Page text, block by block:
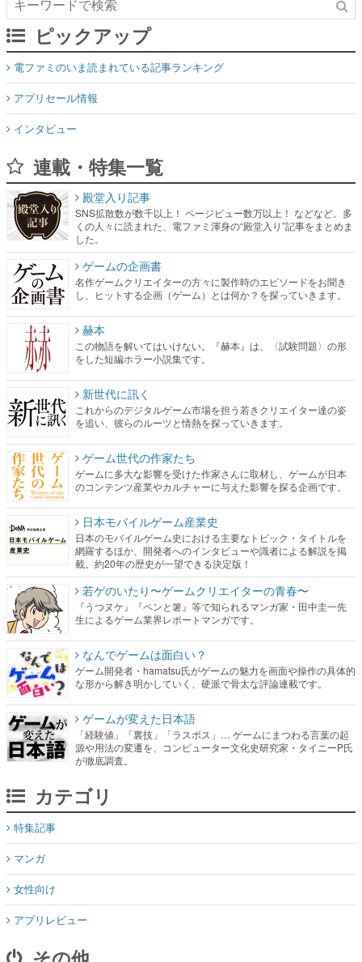
ピックアップ
電ファミのいま読まれている記事ランキング
アプリセール情報
インタビュー
連載・特集一覧
殿堂入り記事
SNS拡散数が数千以上！ ページビュー数万以上！ などなど。多
くの人々に読まれた、電ファミ渾身の“殿堂入り”記事をまとめま
した。
ゲームの企画書
名作ゲームクリエイターの方々に製作時のエピソードをお聞き
し、ヒットする企画（ゲーム）とは何か？を探っていきます。
赫本
この物語を解いてはいけない。『赫本』は、〈試験問題〉の形
をした短編ホラー小説集です。
新世代に訊く
これからのデジタルゲーム市場を担う若きクリエイター達の姿
を追い、彼らのルーツと情熱を探っていきます。
ゲーム世代の作家たち
ゲームに多大な影響を受けた作家さんに取材し、ゲームが日本
のコンテンツ産業やカルチャーに与えた影響を探る企画です。
日本モバイルゲーム産業史
日本のモバイルゲーム史における主要なトピック・タイトルを
網羅するほか、開発者へのインタビューや識者による解説を掲
載。約20年の歴史が一望できる決定版！
若ゲのいたり〜ゲームクリエイターの青春〜
『うつヌケ』『ペンと箸』等で知られるマンガ家・田中圭一先
生によるゲーム業界レポートマンガです。
なんでゲームは面白い？
ゲーム開発者・hamatsu氏がゲームの魅力を画面や操作の具体的
な形から解き明かしていく、硬派で骨太な評論連載です。
ゲームが変えた日本語
「経験値」「裏技」「ラスボス」… ゲームにまつわる言葉の起
源や用法の変遷を、コンピューター文化史研究家・タイニーP氏
が徹底調査。
カテゴリ
特集記事
マンガ
女性向け
アプリレビュー